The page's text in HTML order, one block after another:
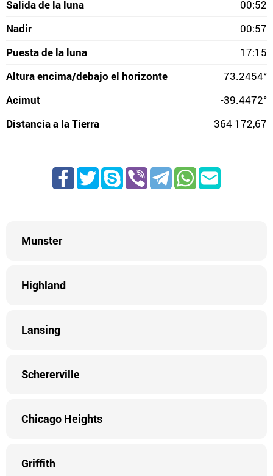
Salida de la luna
00:52
Nadir
00:57
Puesta de la luna
17:15
Altura encima/debajo el horizonte
73.2454°
Acimut
-39.4472°
Distancia a la Tierra
364 172,67
Munster
Highland
Lansing
Schererville
Chicago Heights
Griffith